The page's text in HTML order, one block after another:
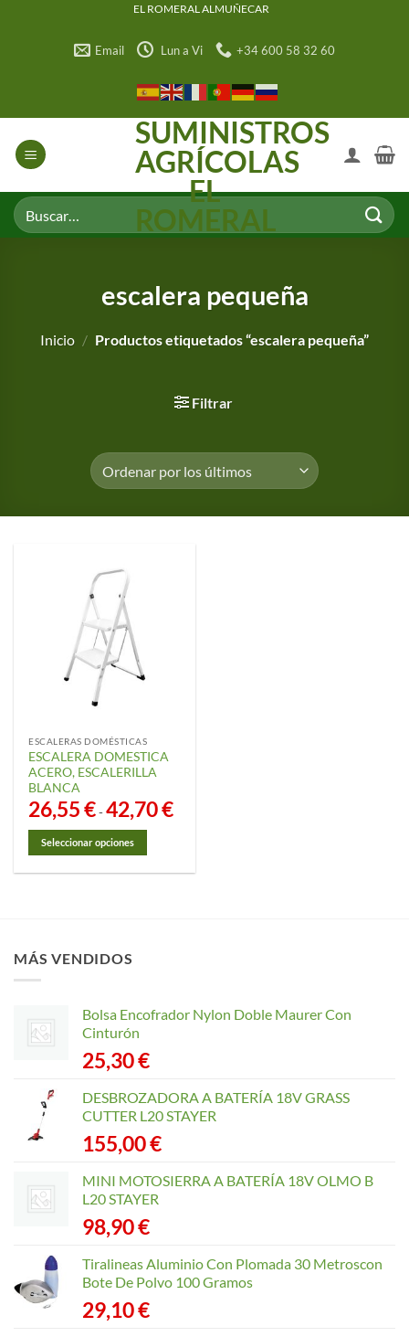
EL ROMERAL ALMUÑECAR
Email Lun a Vi +34 600 58 32 60
SUMINISTROS
AGRÍCOLAS
EL
ROMERAL
Buscar
por:
escalera pequeña
Inicio / Productos etiquetados “escalera pequeña”
Filtrar
ESCALERAS DOMÉSTICAS
ESCALERA DOMESTICA
ACERO, ESCALERILLA
BLANCA
26,55€-42,70€Rango
de
42,70 €
Seleccionar opciones
Las
opciones
elegir
página
producto
MÁS VENDIDOS
Bolsa Encofrador Nylon Doble Maurer Con
Cinturón
25,30€
DESBROZADORA A BATERÍA 18V GRASS
CUTTER L20 STAYER
155,00€
MINI MOTOSIERRA A BATERÍA 18V OLMO B
L20 STAYER
98,90€
Tiralineas Aluminio Con Plomada 30 Metroscon
Bote De Polvo 100 Gramos
29,10€